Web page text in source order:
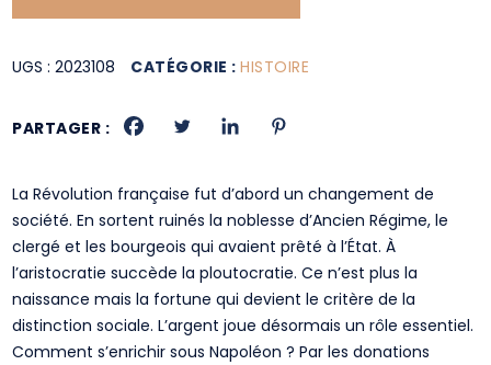
UGS :2023108 CATÉGORIE :HISTOIRE
PARTAGER :
La Révolution française fut d’abord un changement de
société. En sortent ruinés la noblesse d’Ancien Régime, le
clergé et les bourgeois qui avaient prêté à l’État. À
l’aristocratie succède la ploutocratie. Ce n’est plus la
naissance mais la fortune qui devient le critère de la
distinction sociale. L’argent joue désormais un rôle essentiel.
Comment s’enrichir sous Napoléon ? Par les donations